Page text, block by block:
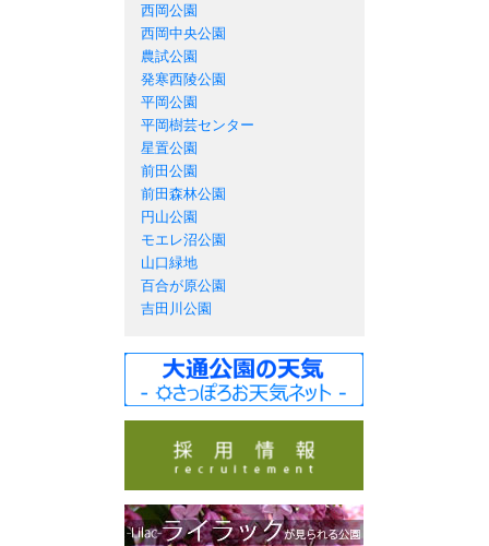
西岡公園
西岡中央公園
農試公園
発寒西陵公園
平岡公園
平岡樹芸センター
星置公園
前田公園
前田森林公園
円山公園
モエレ沼公園
山口緑地
百合が原公園
吉田川公園